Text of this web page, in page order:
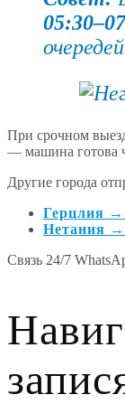
При срочном
— машина готова
Другие города
Герцлия
Нетания
Связь 24/7